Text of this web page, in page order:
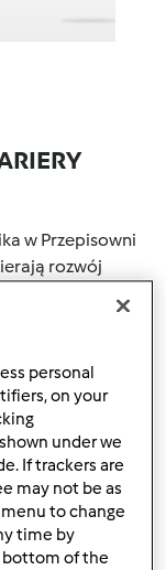
w Przepisowni
rozwój
przez punkty.
fartucha obok
które są
personal
on your
under we
If trackers are
may not be as
to change
time by
bottom of the